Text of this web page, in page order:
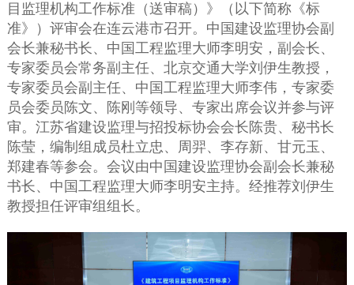
目监理机构工作标准（送审稿）》（以下简称《标
准》）评审会在连云港市召开。中国建设监理协会副
会长兼秘书长、中国工程监理大师李明安，副会长、
专家委员会常务副主任、北京交通大学刘伊生教授，
专家委员会副主任、中国工程监理大师李伟，专家委
员会委员陈文、陈刚等领导、专家出席会议并参与评
审。江苏省建设监理与招投标协会会长陈贵、秘书长
陈莹，编制组成员杜立忠、周羿、李存新、甘元玉、
郑建春等参会。会议由中国建设监理协会副会长兼秘
书长、中国工程监理大师李明安主持。经推荐刘伊生
教授担任评审组组长。